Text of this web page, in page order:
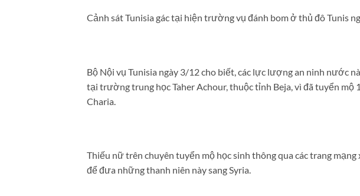
Cảnh sát Tunisia gác tại hiện trường vụ đánh bom ở thủ đô Tunis
Bộ Nội vụ Tunisia ngày 3/12 cho biết, các lực lượng an ninh nước
tại trường trung học Taher Achour, thuộc tỉnh Beja, vì đã tuyển mộ
Charia.
Thiếu nữ trên chuyên tuyển mộ học sinh thông qua các trang
để đưa những thanh niên này sang Syria.